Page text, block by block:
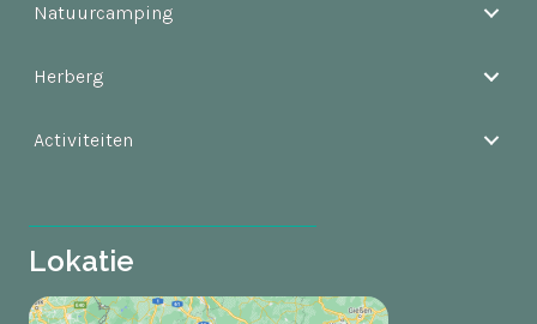
Natuurcamping
Herberg
Activiteiten
Lokatie